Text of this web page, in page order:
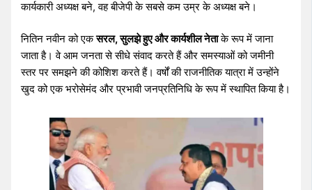
कार्यकारी अध्यक्ष बने, वह बीजेपी के सबसे कम उम्र के अध्यक्ष बने।
नितिन नवीन को एकसरल, सुलझे हुए और कार्यशील नेताके रूप में जाना
जाता है। वे आम जनता से सीधे संवाद करते हैं और समस्याओं को जमीनी
स्तर पर समझने की कोशिश करते हैं। वर्षों की राजनीतिक यात्रा में उन्होंने
खुद को एक भरोसेमंद और प्रभावी जनप्रतिनिधि के रूप में स्थापित किया है।